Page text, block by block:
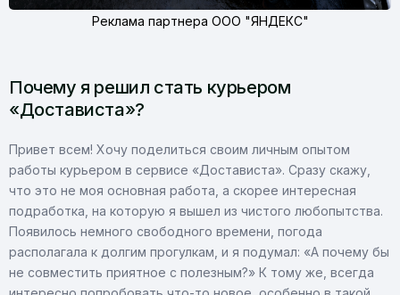
Реклама партнера ООО "ЯНДЕКС"
Почему я решил стать курьером
«Достависта»?
Привет всем! Хочу поделиться своим личным опытом
работы курьером в сервисе «Достависта». Сразу скажу,
что это не моя основная работа, а скорее интересная
подработка, на которую я вышел из чистого любопытства.
Появилось немного свободного времени, погода
располагала к долгим прогулкам, и я подумал: «А почему бы
не совместить приятное с полезным?» К тому же, всегда